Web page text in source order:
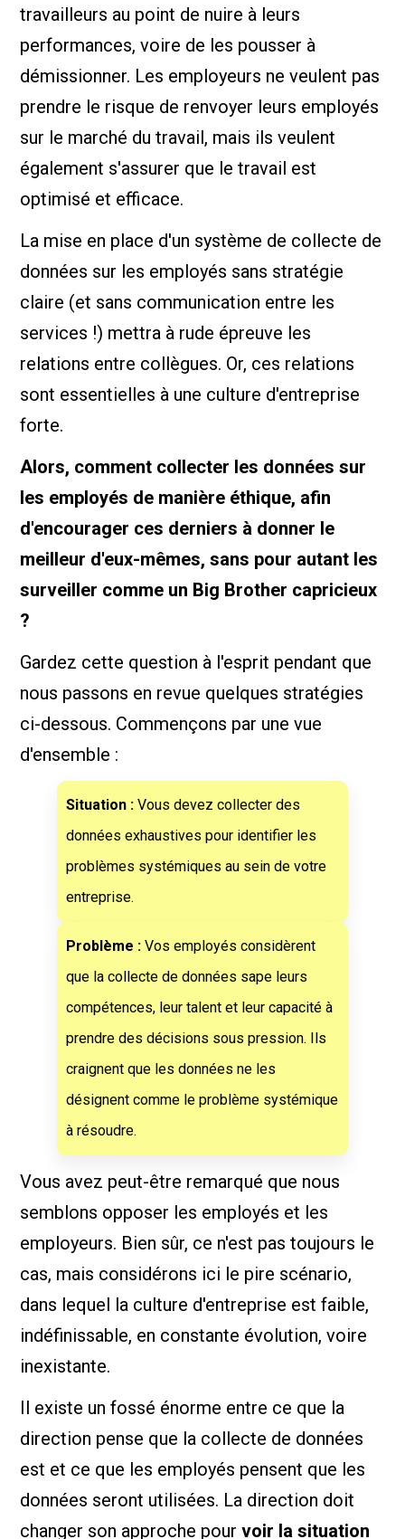
travailleurs au point de nuire à leurs
performances, voire de les pousser à
démissionner. Les employeurs ne veulent pas
prendre le risque de renvoyer leurs employés
sur le marché du travail, mais ils veulent
également s'assurer que le travail est
optimisé et efficace.
La mise en place d'un système de collecte de
données sur les employés sans stratégie
claire (et sans communication entre les
services !) mettra à rude épreuve les
relations entre collègues. Or, ces relations
sont essentielles à une culture d'entreprise
forte.
Alors, comment collecter les données sur
les employés de manière éthique, afin
d'encourager ces derniers à donner le
meilleur d'eux-mêmes, sans pour autant les
surveiller comme un Big Brother capricieux
?
Gardez cette question à l'esprit pendant que
nous passons en revue quelques stratégies
ci-dessous. Commençons par une vue
d'ensemble :
Situation :Vous devez collecter des
données exhaustives pour identifier les
problèmes systémiques au sein de votre
entreprise.
Problème :Vos employés considèrent
que la collecte de données sape leurs
compétences, leur talent et leur capacité à
prendre des décisions sous pression. Ils
craignent que les données ne les
désignent comme le problème systémique
à résoudre.
Vous avez peut-être remarqué que nous
semblons opposer les employés et les
employeurs. Bien sûr, ce n'est pas toujours le
cas, mais considérons ici le pire scénario,
dans lequel la culture d'entreprise est faible,
indéfinissable, en constante évolution, voire
inexistante.
Il existe un fossé énorme entre ce que la
direction pense que la collecte de données
est et ce que les employés pensent que les
données seront utilisées. La direction doit
changer son approche pourvoir la situation